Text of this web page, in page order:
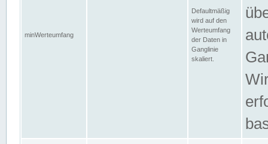
minWerteumfang
Defaultmäßig
wird auf den
Werteumfang
der Daten in
Ganglinie
skaliert.